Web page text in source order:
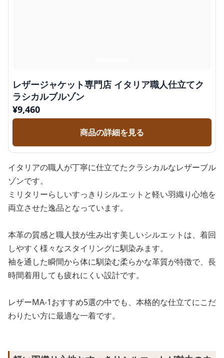
レザージャケット専門店 イタリア職人仕立てク
ラシカルブルゾン
¥9,460
商品の詳細を見る
イタリアの職人が丁寧に仕立てたクラシカルなレザーブル
ゾンです。
ミリタリーらしいすっきりシルエットと軽い羽織り心地を
両立させた逸品となっています。
本革の質感と職人技が生み出す美しいシルエットは、着回
しやすく様々なスタイリングに馴染みます。
袖を通した瞬間から体に馴染む柔らかな革質が特徴で、長
時間着用しても疲れにくい設計です。
レザーMA-1おすすめ5選の中でも、本格的な仕立てにこだ
わりたい方に最適な一着です。